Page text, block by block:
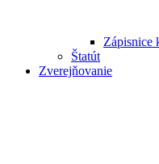
Zápisnice
Štatút
Zverejňovanie